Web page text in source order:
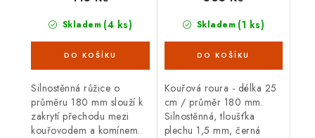
Skladem (4 ks)
Silnostěnná růžice o
průměru 180 mm slouží k
zakrytí přechodu mezi
kouřovodem a komínem.
Skladem (1 ks)
Kouřová roura - délka 25
cm / průměr 180 mm.
Silnostěnná, tloušťka
plechu 1,5 mm, černá